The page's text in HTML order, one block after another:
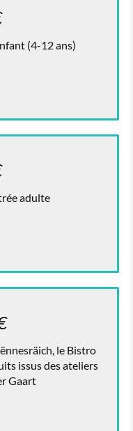
(4-12 ans)
adulte
le Bistro
issus des ateliers
Gaart